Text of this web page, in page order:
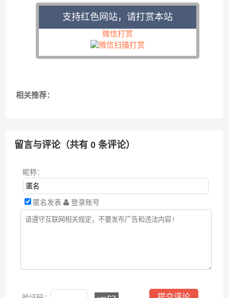
支持红色网站，请打赏本站
微信打赏
相关推荐：
留言与评论（共有0 条评论）
昵称：
匿名发表 登录账号